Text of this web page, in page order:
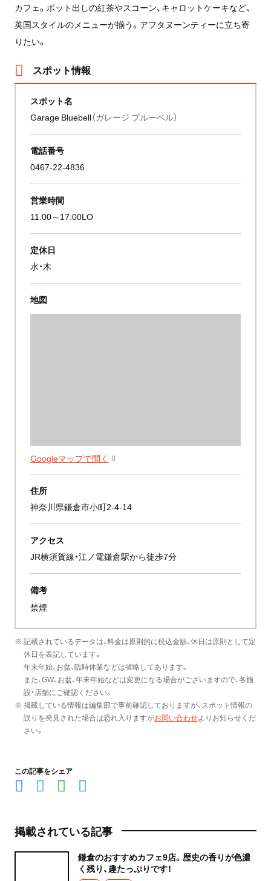
カフェ。ポット出しの紅茶やスコーン、キャロットケーキなど、
英国スタイルのメニューが揃う。アフタヌーンティーに立ち寄
りたい。
スポット情報
スポット名
Garage Bluebell（ガレージ ブルーベル）
電話番号
0467-22-4836
営業時間
11:00～17:00LO
定休日
水・木
地図
Googleマップで開く
住所
神奈川県鎌倉市小町2-4-14
アクセス
JR横須賀線・江ノ電鎌倉駅から徒歩7分
備考
禁煙
※ 記載されているデータは、料金は原則的に税込金額、休日は原則として定
休日を表記しています。
年末年始、お盆、臨時休業などは省略してあります。
また、GW、お盆、年末年始などは変更になる場合がございますので、各施
設・店舗にご確認ください。
※ 掲載している情報は編集部で事前確認しておりますが、スポット情報の
誤りを発見された場合は恐れ入りますがお問い合わせよりお知らせくだ
さい。
この記事をシェア
掲載されている記事
鎌倉のおすすめカフェ9店。歴史の香りが色濃
く残り、趣たっぷりです！